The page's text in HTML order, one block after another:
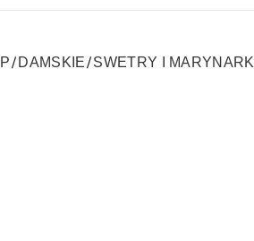
DAMSKIE SWETRY I MARYNARKI